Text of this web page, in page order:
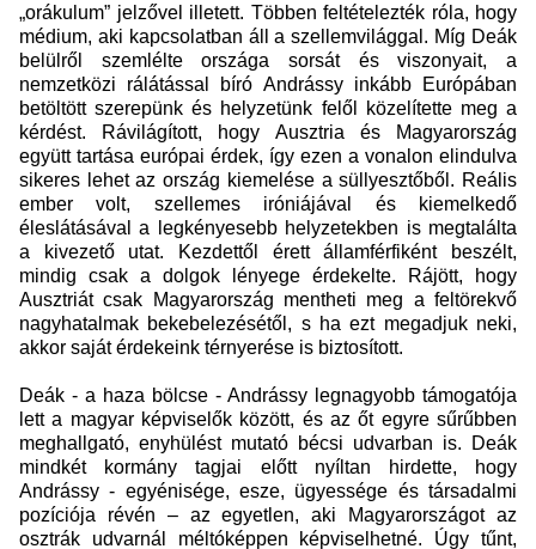
„orákulum” jelzővel illetett. Többen feltételezték róla, hogy
médium, aki kapcsolatban áll a szellemvilággal. Míg Deák
belülről szemlélte országa sorsát és viszonyait, a
nemzetközi rálátással bíró Andrássy inkább Európában
betöltött szerepünk és helyzetünk felől közelítette meg a
kérdést. Rávilágított, hogy Ausztria és Magyarország
együtt tartása európai érdek, így ezen a vonalon elindulva
sikeres lehet az ország kiemelése a süllyesztőből. Reális
ember volt, szellemes iróniájával és kiemelkedő
éleslátásával a legkényesebb helyzetekben is megtalálta
a kivezető utat. Kezdettől érett államférfiként beszélt,
mindig csak a dolgok lényege érdekelte. Rájött, hogy
Ausztriát csak Magyarország mentheti meg a feltörekvő
nagyhatalmak bekebelezésétől, s ha ezt megadjuk neki,
akkor saját érdekeink térnyerése is biztosított.
Deák - a haza bölcse - Andrássy legnagyobb támogatója
lett a magyar képviselők között, és az őt egyre sűrűbben
meghallgató, enyhülést mutató bécsi udvarban is. Deák
mindkét kormány tagjai előtt nyíltan hirdette, hogy
Andrássy - egyénisége, esze, ügyessége és társadalmi
pozíciója révén – az egyetlen, aki Magyarországot az
osztrák udvarnál méltóképpen képviselhetné. Úgy tűnt,